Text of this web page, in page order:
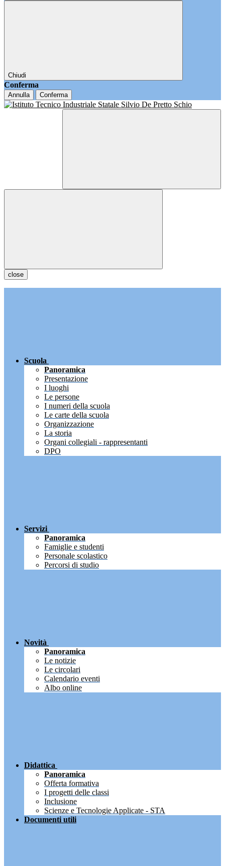
Chiudi
Conferma
Annulla Conferma
close
Scuola
Panoramica
Presentazione
I luoghi
Le persone
I numeri della scuola
Le carte della scuola
Organizzazione
La storia
Organi collegiali - rappresentanti
DPO
Servizi
Panoramica
Famiglie e studenti
Personale scolastico
Percorsi di studio
Novità
Panoramica
Le notizie
Le circolari
Calendario eventi
Albo online
Didattica
Panoramica
Offerta formativa
I progetti delle classi
Inclusione
Scienze e Tecnologie Applicate - STA
Documenti utili